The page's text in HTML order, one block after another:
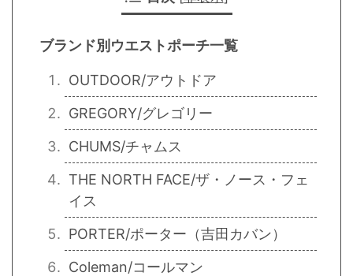
ブランド別ウエストポーチ一覧
OUTDOOR/アウトドア
GREGORY/グレゴリー
CHUMS/チャムス
THE NORTH FACE/ザ・ノース・フェ
イス
PORTER/ポーター（吉田カバン）
Coleman/コールマン